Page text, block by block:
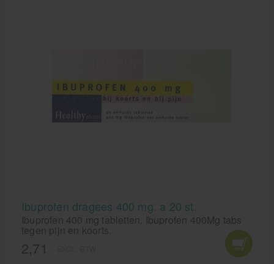
Ibuprofen dragees 400 mg. a 20 st.
Ibuprofen 400 mg tabletten. Ibuprofen 400Mg tabs
tegen pijn en koorts.
2,71